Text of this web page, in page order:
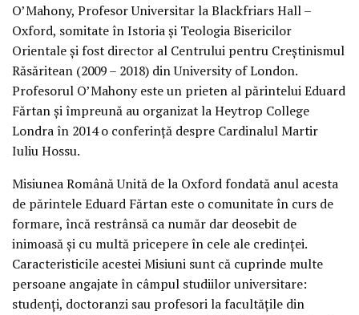
O’Mahony, Profesor Universitar la Blackfriars Hall –
Oxford, somitate în Istoria și Teologia Bisericilor
Orientale și fost director al Centrului pentru Creștinismul
Răsăritean (2009 – 2018) din University of London.
Profesorul O’Mahony este un prieten al părintelui Eduard
Fărtan și împreună au organizat la Heytrop College
Londra în 2014 o conferință despre Cardinalul Martir
Iuliu Hossu.
Misiunea Română Unită de la Oxford fondată anul acesta
de părintele Eduard Fărtan este o comunitate în curs de
formare, încă restrânsă ca număr dar deosebit de
inimoasă și cu multă pricepere în cele ale credinței.
Caracteristicile acestei Misiuni sunt că cuprinde multe
persoane angajate în câmpul studiilor universitare:
studenți, doctoranzi sau profesori la facultățile din